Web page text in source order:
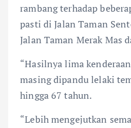
rambang terhadap
pasti di Jalan Taman
Jalan Taman Merak Mas
“Hasilnya lima
masing dipandu lelaki
hingga 67 tahun.
“Lebih mengejutkan